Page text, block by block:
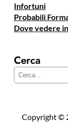
Infortuni
Probabili
Dove vedere
Cerca
Copyright ©